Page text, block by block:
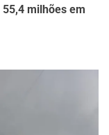
55,4 milhões em